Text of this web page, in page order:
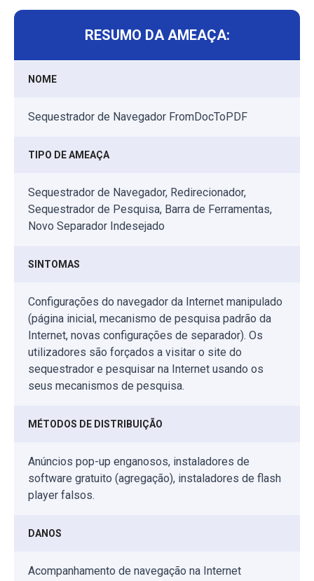
RESUMO DA AMEAÇA:
NOME
Sequestrador de Navegador FromDocToPDF
TIPO DE AMEAÇA
Sequestrador de Navegador, Redirecionador,
Sequestrador de Pesquisa, Barra de Ferramentas,
Novo Separador Indesejado
SINTOMAS
Configurações do navegador da Internet manipulado
(página inicial, mecanismo de pesquisa padrão da
Internet, novas configurações de separador). Os
utilizadores são forçados a visitar o site do
sequestrador e pesquisar na Internet usando os
seus mecanismos de pesquisa.
MÉTODOS DE DISTRIBUIÇÃO
Anúncios pop-up enganosos, instaladores de
software gratuito (agregação), instaladores de flash
player falsos.
DANOS
Acompanhamento de navegação na Internet